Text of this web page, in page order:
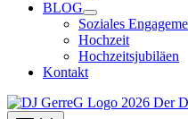
BLOG
Soziales
Hochzeit
Hochzeitsjubiläen
Kontakt